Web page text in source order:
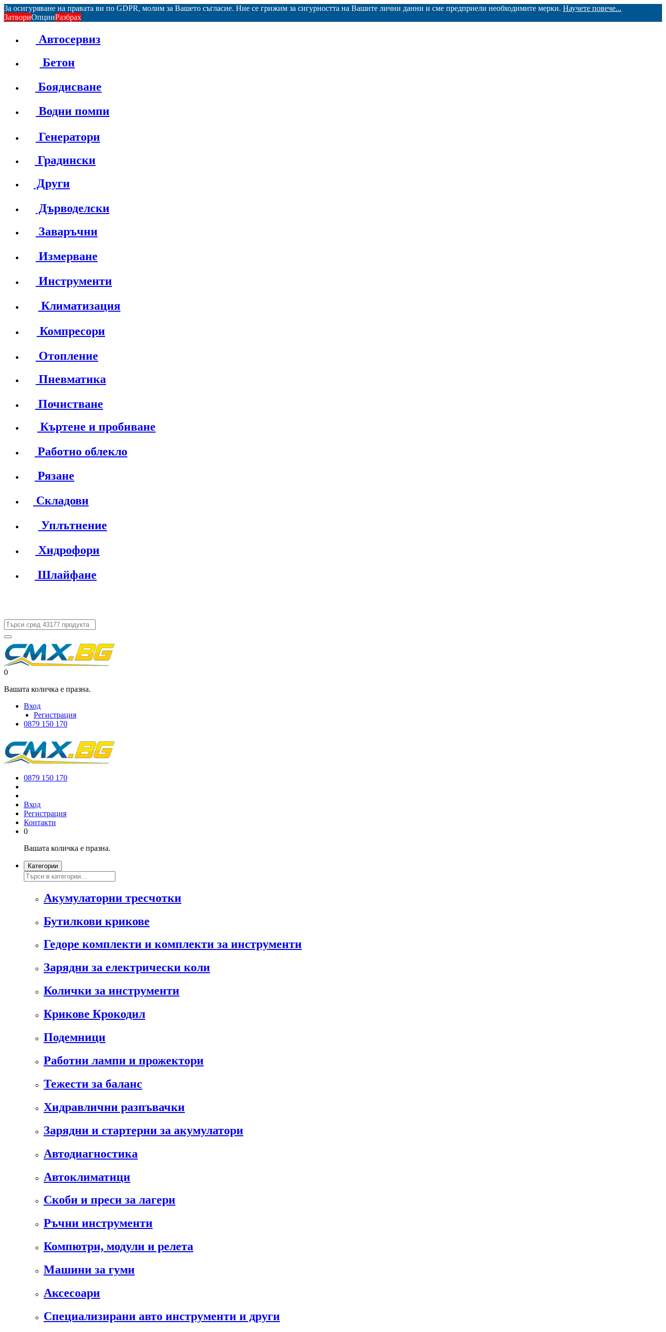
За осигуряване на правата ви по GDPR, молим за Вашето съгласие. Ние се грижим за сигурността на Вашите лични данни и сме предприели необходимите мерки. Научете повече...
ЗатвориОпцииРазбрах
Автосервиз
Бетон
Боядисване
Водни помпи
Генератори
Градински
Други
Дърводелски
Заваръчни
Измерване
Инструменти
Климатизация
Компресори
Отопление
Пневматика
Почистване
Къртене и пробиване
Работно облекло
Рязане
Складови
Уплътнение
Хидрофори
Шлайфане
0
Вашата количка е празна.
Вход
Регистрация
0879 150 170
0879 150 170
Вход
Регистрация
Контакти
0
Вашата количка е празна.
Категории
Акумулаторни тресчотки
Бутилкови крикове
Гедоре комплекти и комплекти за инструменти
Зарядни за електрически коли
Колички за инструменти
Крикове Крокодил
Подемници
Работни лампи и прожектори
Тежести за баланс
Хидравлични разпъвачки
Зарядни и стартерни за акумулатори
Автодиагностика
Автоклиматици
Скоби и преси за лагери
Ръчни инструменти
Компютри, модули и релета
Машини за гуми
Аксесоари
Специализирани авто инструменти и други